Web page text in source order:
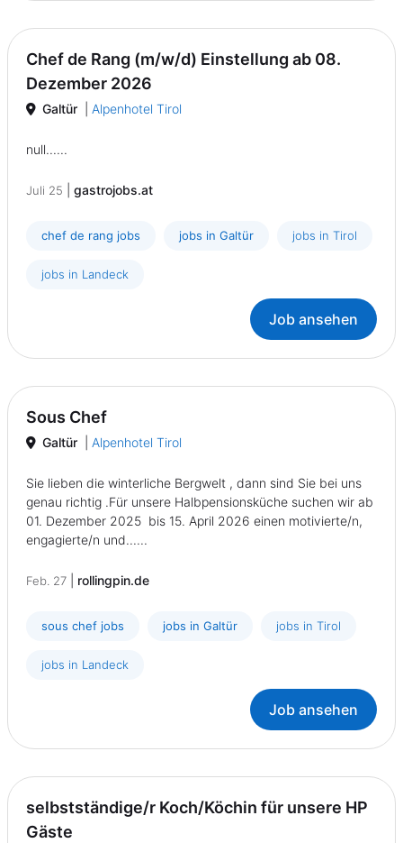
Chef de Rang (m/w/d) Einstellung ab 08.
Dezember 2026
Galtür Alpenhotel Tirol
null......
Juli 25 gastrojobs.at
chef de rang jobs jobs in Galtür jobs in Tirol
jobs in Landeck
Job ansehen
Sous Chef
Galtür Alpenhotel Tirol
Sie lieben die winterliche Bergwelt , dann sind Sie bei uns
genau richtig .Für unsere Halbpensionsküche suchen wir ab
01. Dezember 2025 bis 15. April 2026 einen motivierte/n,
engagierte/n und......
Feb. 27 rollingpin.de
sous chef jobs jobs in Galtür jobs in Tirol
jobs in Landeck
Job ansehen
selbstständige/r Koch/Köchin für unsere HP
Gäste